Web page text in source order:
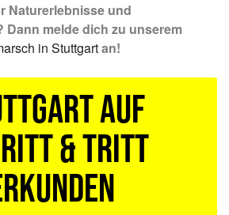
Naturerlebnisse und
Dann melde dich zu unserem
in Stuttgartan!
auf
& Tritt